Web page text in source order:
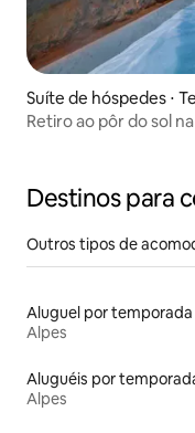
Suíte de hóspedes ⋅
Retiro ao pôr do sol
Destinos para
Outros tipos de
Alpes
Alpes